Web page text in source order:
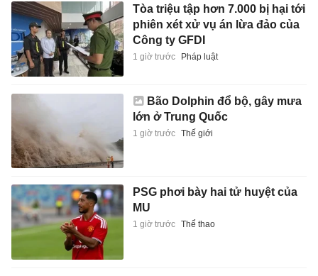
Tòa triệu tập hơn 7.000 bị hại tới
phiên xét xử vụ án lừa đảo của
Công ty GFDI
1 giờ trước Pháp luật
Bão Dolphin đổ bộ, gây mưa
lớn ở Trung Quốc
1 giờ trước Thế giới
PSG phơi bày hai tử huyệt của
MU
1 giờ trước Thể thao